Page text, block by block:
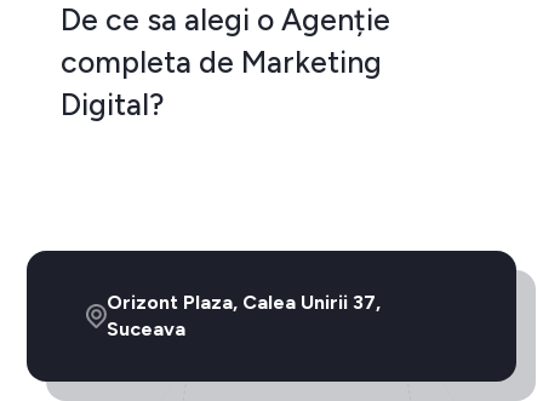
De ce sa alegi o Agenție
completa de Marketing
Digital?
Orizont Plaza, Calea Unirii 37,
Suceava